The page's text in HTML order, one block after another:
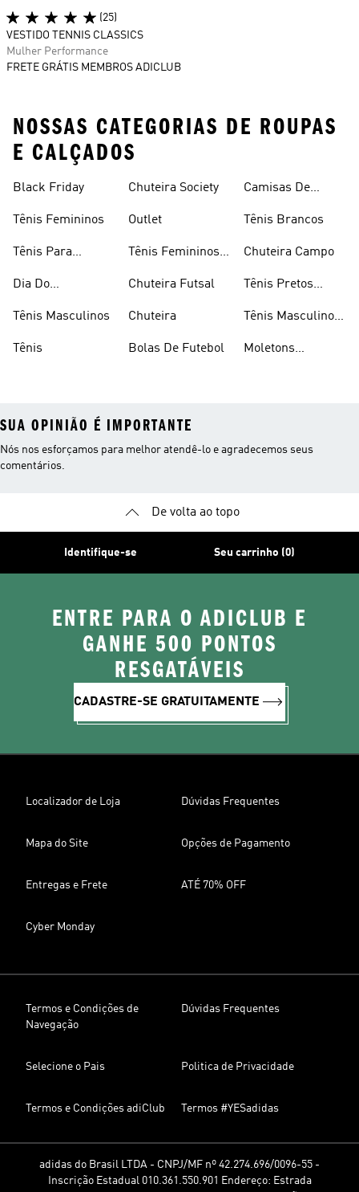
(25)
VESTIDO TENNIS CLASSICS
Mulher Performance
FRETE GRÁTIS MEMBROS ADICLUB
NOSSAS CATEGORIAS DE ROUPAS
E CALÇADOS
Black Friday
Tênis Femininos
Tênis Para
Dia Do
Tênis Masculinos
Tênis
Chuteira Society
Outlet
Tênis Femininos
Chuteira Futsal
Chuteira
Bolas De Futebol
Camisas De
Tênis Brancos
Chuteira Campo
Tênis Pretos
Tênis Masculino
Moletons
SUA OPINIÃO É IMPORTANTE
Nós nos esforçamos para melhor atendê-lo e agradecemos seus
comentários.
De volta ao topo
Identifique-se Seu carrinho (0)
ENTRE PARA O ADICLUB E
GANHE 500 PONTOS
RESGATÁVEIS
CADASTRE-SE GRATUITAMENTE
Localizador de Loja Dúvidas Frequentes
Mapa do Site Opções de Pagamento
Entregas e Frete ATÉ 70% OFF
Cyber Monday
Termos e Condições de
Navegação
Dúvidas Frequentes
Selecione o Pais Politica de Privacidade
Termos e Condições adiClub Termos #YESadidas
adidas do Brasil LTDA - CNPJ/MF nº 42.274.696/0096-55 -
Inscrição Estadual 010.361.550.901 Endereço: Estrada